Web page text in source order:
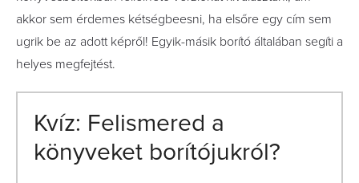
akkor sem érdemes kétségbeesni, ha elsőre egy cím sem
ugrik be az adott képről! Egyik-másik borító általában segíti a
helyes megfejtést.
Kvíz: Felismered a
könyveket borítójukról?